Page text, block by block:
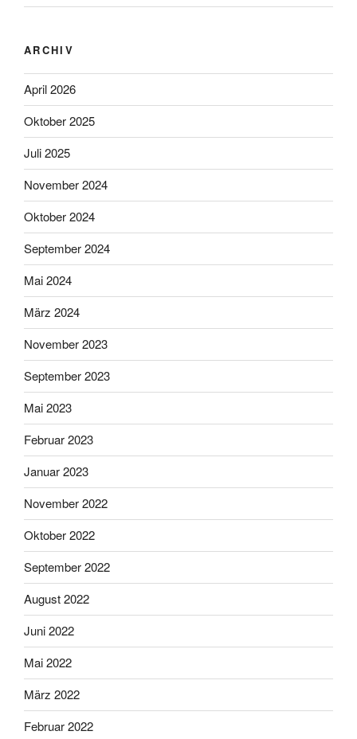
ARCHIV
April 2026
Oktober 2025
Juli 2025
November 2024
Oktober 2024
September 2024
Mai 2024
März 2024
November 2023
September 2023
Mai 2023
Februar 2023
Januar 2023
November 2022
Oktober 2022
September 2022
August 2022
Juni 2022
Mai 2022
März 2022
Februar 2022